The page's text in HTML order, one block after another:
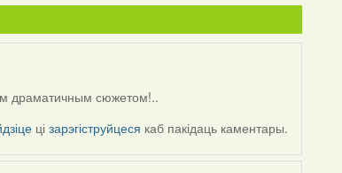
драматичным сюжетом!..
цізарэгіструйцеся каб пакідаць каментары.